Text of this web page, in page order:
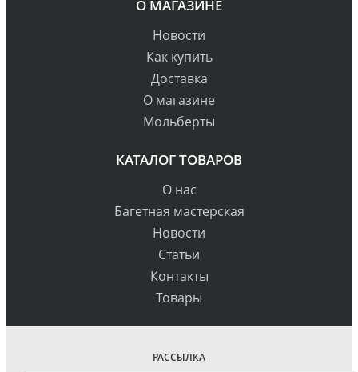
О МАГАЗИНЕ
Новости
Как купить
Доставка
О магазине
Мольберты
КАТАЛОГ ТОВАРОВ
О нас
Багетная мастерская
Новости
Статьи
Контакты
Товары
РАССЫЛКА